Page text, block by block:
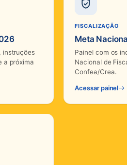
instruções
a próxima
FISCALIZAÇÃO
Meta
Painel com os
Nacional de
Confea/Crea.
Acessar painel